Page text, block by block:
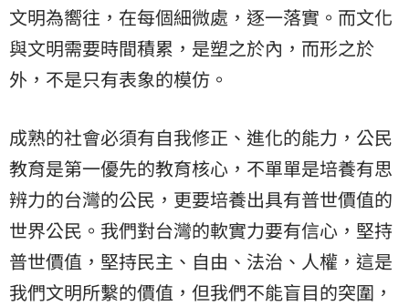
文明為嚮往，在每個細微處，逐一落實。而文化
與文明需要時間積累，是塑之於內，而形之於
外，不是只有表象的模仿。
成熟的社會必須有自我修正、進化的能力，公民
教育是第一優先的教育核心，不單單是培養有思
辨力的台灣的公民，更要培養出具有普世價值的
世界公民。我們對台灣的軟實力要有信心，堅持
普世價值，堅持民主、自由、法治、人權，這是
我們文明所繫的價值，但我們不能盲目的突圍，